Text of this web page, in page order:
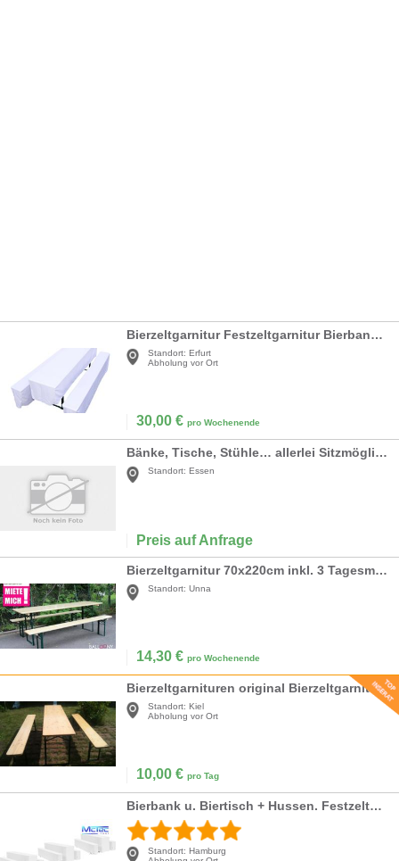
Bierzeltgarnitur Festzeltgarnitur Bierbank MIETEN
Standort: Erfurt
Abholung vor Ort
30,00 € pro Wochenende
Bänke, Tische, Stühle… allerlei Sitzmöglichkeit
Standort: Essen
Preis auf Anfrage
Bierzeltgarnitur 70x220cm inkl. 3 Tagesmieten
Standort: Unna
14,30 € pro Wochenende
Bierzeltgarnituren original Bierzeltgarnitur auf Wunsch mit weißen Hussen und Stühle u. Tische
Standort: Kiel
Abholung vor Ort
10,00 € pro Tag
Bierbank u. Biertisch + Hussen. Festzeltgarnitur Bierzeltgarnitur Gartenmöbel Bierzelt
Standort: Hamburg